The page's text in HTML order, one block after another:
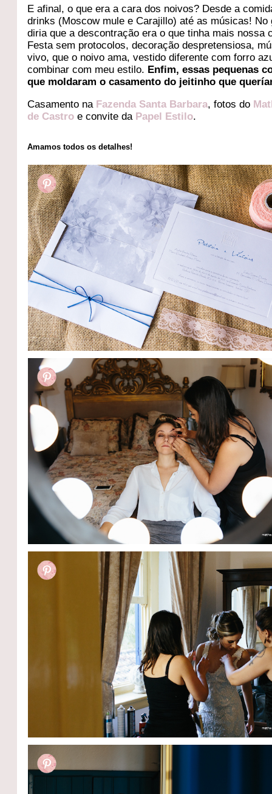
E afinal, o que era a cara dos noivos? Desde a
drinks (Moscow mule e Carajillo) até as músicas! No
diria que a descontração era o que tinha mais nossa
Festa sem protocolos, decoração despretensiosa,
vivo, que o noivo ama, vestido diferente com forro
combinar com meu estilo. Enfim, essas pequenas
que moldaram o casamento do jeitinho que
Casamento na Fazenda Santa Barbara, fotos do
de Castro e convite da Papel Estilo.
Amamos todos os detalhes!